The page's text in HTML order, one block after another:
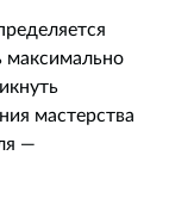
мастерства
—